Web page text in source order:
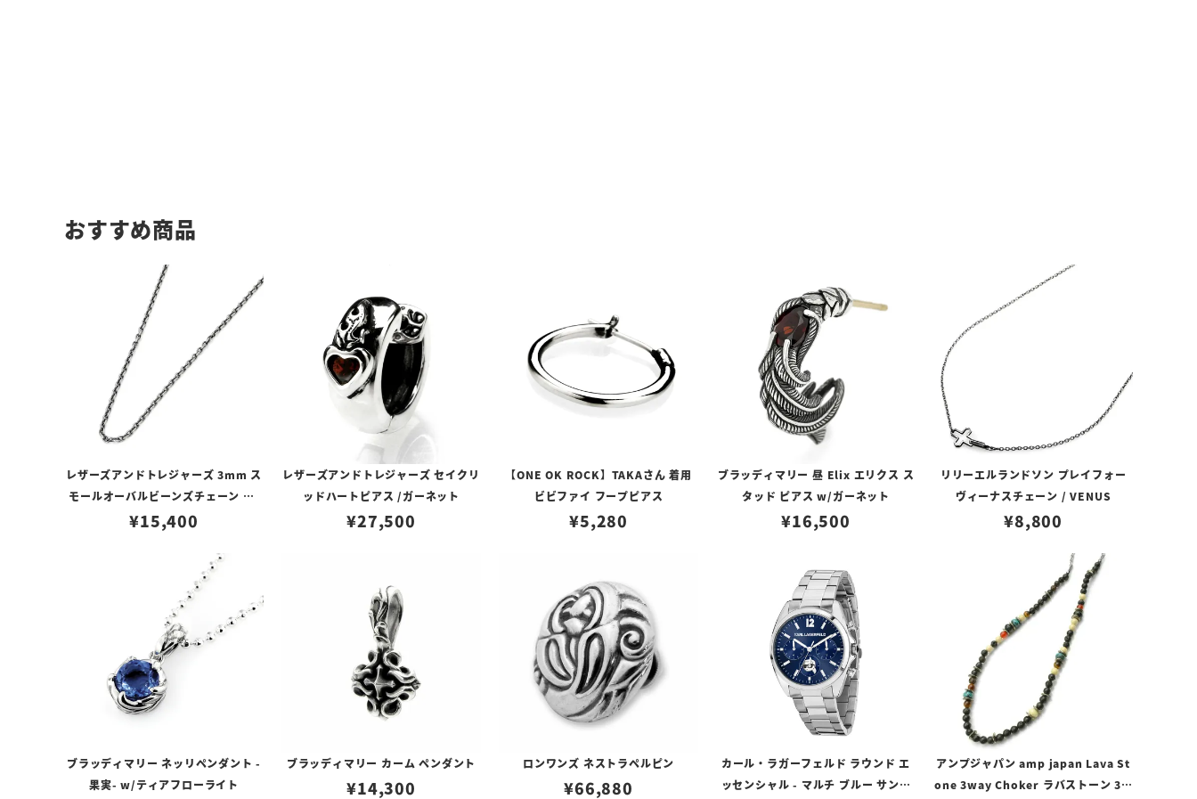
おすすめ商品
レザーズアンドトレジャーズ 3mm ス
モールオーバルビーンズチェーン w/
ロブスタークラスプ＆LTロゴプレート
¥15,400
レザーズアンドトレジャーズ セイクリ
ッドハートピアス /ガーネット
¥27,500
【ONE OK ROCK】TAKAさん 着用
ビビファイ フープピアス
¥5,280
ブラッディマリー 昼 Elix エリクス ス
タッド ピアス w/ガーネット
¥16,500
リリーエルランドソン プレイフォー
ヴィーナスチェーン / VENUS
¥8,800
ブラッディマリー ネッリペンダント -
果実- w/ティアフローライト
ブラッディマリー カーム ペンダント
¥14,300
ロンワンズ ネストラペルピン
¥66,880
カール・ラガーフェルド ラウンド エ
ッセンシャル - マルチ ブルー サンレ
アンプジャパン amp japan Lava St
one 3way Choker ラバストーン 3W